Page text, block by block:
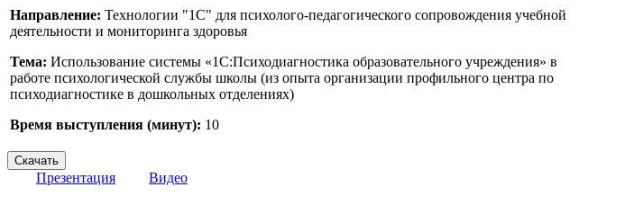
Направление: Технологии "1С" для психолого-педагогического сопровождения учебной
деятельности и мониторинга здоровья
Тема: Использование системы «1С:Психодиагностика образовательного учреждения» в
работе психологической службы школы (из опыта организации профильного центра по
психодиагностике в дошкольных отделениях)
Время выступления (минут): 10
Презентация Видео